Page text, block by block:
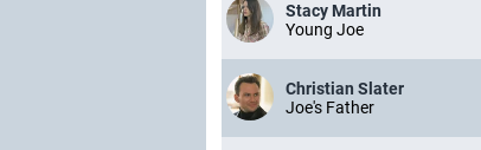
Stacy Martin
Young Joe
Christian Slater
Joe's Father